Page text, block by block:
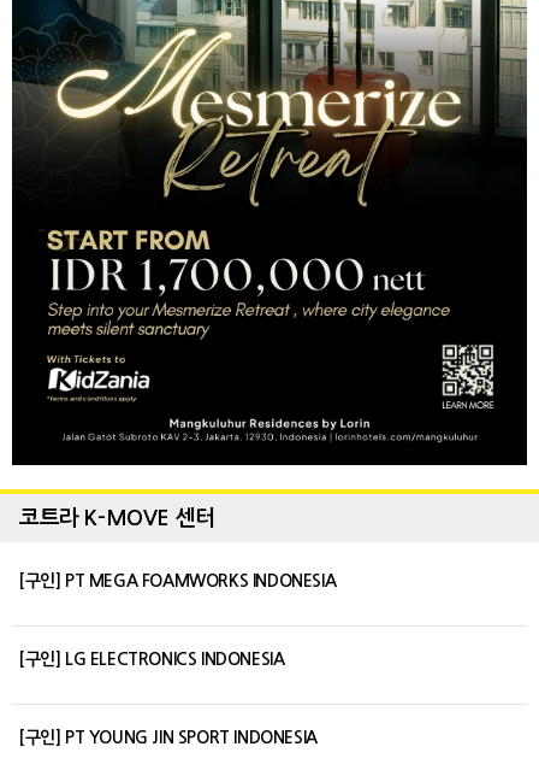
코트라 K-MOVE 센터
[구인] PT MEGA FOAMWORKS INDONESIA
[구인] LG ELECTRONICS INDONESIA
[구인] PT YOUNG JIN SPORT INDONESIA